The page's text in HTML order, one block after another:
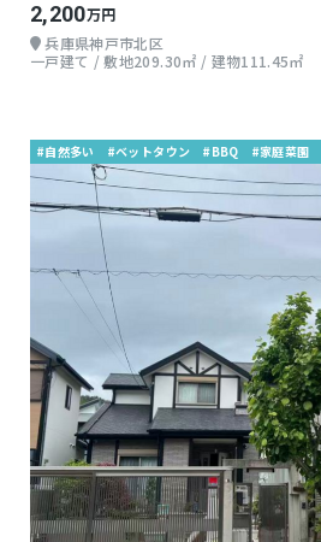
2,200万円
兵庫県神戸市北区
一戸建て / 敷地209.30㎡ / 建物111.45㎡
#自然多い #ベットタウン #BBQ #家庭菜園